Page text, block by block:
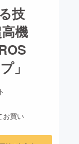
近いプ
ト
チャレンジ
技
機
」
お買い